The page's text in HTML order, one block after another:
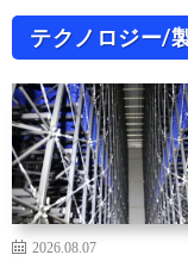
テクノロジー/
2026.08.07